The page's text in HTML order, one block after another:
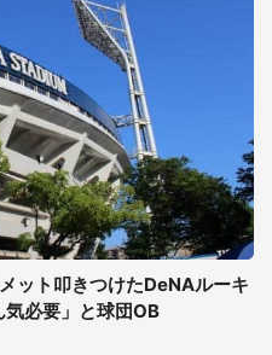
ット叩きつけたDeNAルーキ
気必要」と球団OB